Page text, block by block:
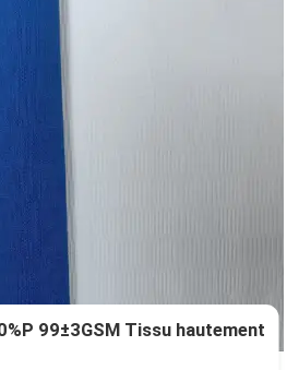
99±3GSM Tissu hautement